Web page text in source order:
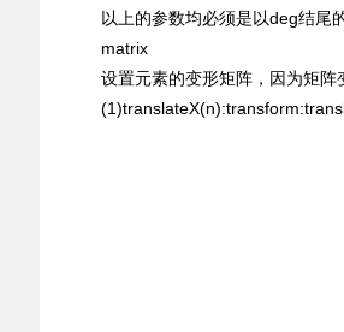
以上的参数均必须是以deg结尾
matrix
设置元素的变形矩阵，因为矩阵